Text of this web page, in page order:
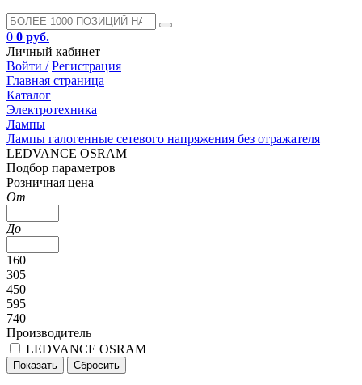
0 0 руб.
Личный кабинет
Войти / Регистрация
Главная страница
Каталог
Электротехника
Лампы
Лампы галогенные сетевого напряжения без отражателя
LEDVANCE OSRAM
Подбор параметров
Розничная цена
От
До
160
305
450
595
740
Производитель
LEDVANCE OSRAM